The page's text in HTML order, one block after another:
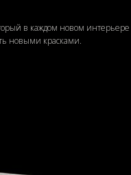
в каждом новом интерьере
новыми красками.